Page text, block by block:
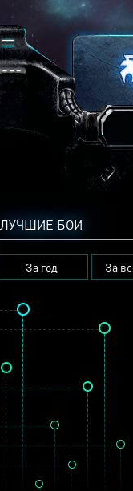
ЛУЧШИЕ БОИ
За год За